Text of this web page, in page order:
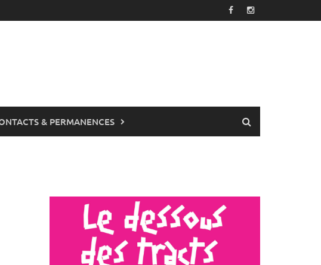
& PERMANENCES